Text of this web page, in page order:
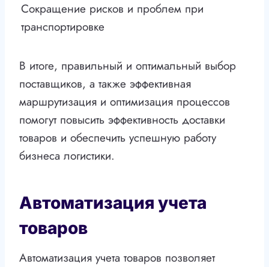
Сокращение рисков и проблем при
транспортировке
В итоге, правильный и оптимальный выбор
поставщиков, а также эффективная
маршрутизация и оптимизация процессов
помогут повысить эффективность доставки
товаров и обеспечить успешную работу
бизнеса логистики.
Автоматизация учета
товаров
Автоматизация учета товаров позволяет